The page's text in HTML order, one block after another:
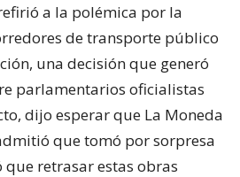
a la polémica por la
de transporte público
una decisión que generó
parlamentarios oficialistas
dijo esperar que La Moneda
que tomó por sorpresa
retrasar estas obras